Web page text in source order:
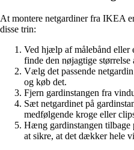
At montere netgardiner fra IKEA
disse trin:
Ved hjælp af målebånd eller
finde den nøjagtige
Vælg det passende
og køb det.
Fjern gardinstangen fra
Sæt netgardinet på
medfølgende kroge eller
Hæng gardinstangen tilbage
at sikre, at det dækker hele